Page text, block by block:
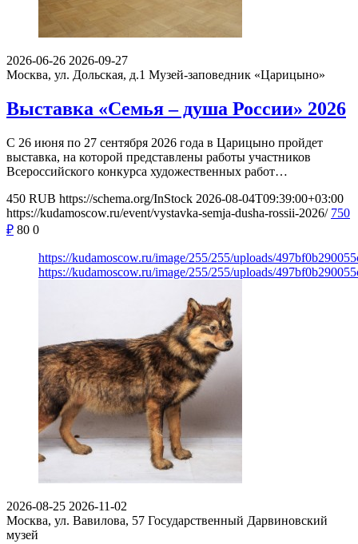
2026-06-26 2026-09-27
Москва, ул. Дольская, д.1 Музей-заповедник «Царицыно»
Выставка «Семья – душа России» 2026
С 26 июня по 27 сентября 2026 года в Царицыно пройдет
выставка, на которой представлены работы участников
Всероссийского конкурса художественных работ…
450 RUB https://schema.org/InStock 2026-08-04T09:39:00+03:00
https://kudamoscow.ru/event/vystavka-semja-dusha-rossii-2026/ 750
₽ 80 0
https://kudamoscow.ru/image/255/255/uploads/
https://kudamoscow.ru/image/255/255/uploads/
2026-08-25 2026-11-02
Москва, ул. Вавилова, 57 Государственный Дарвиновский
музей